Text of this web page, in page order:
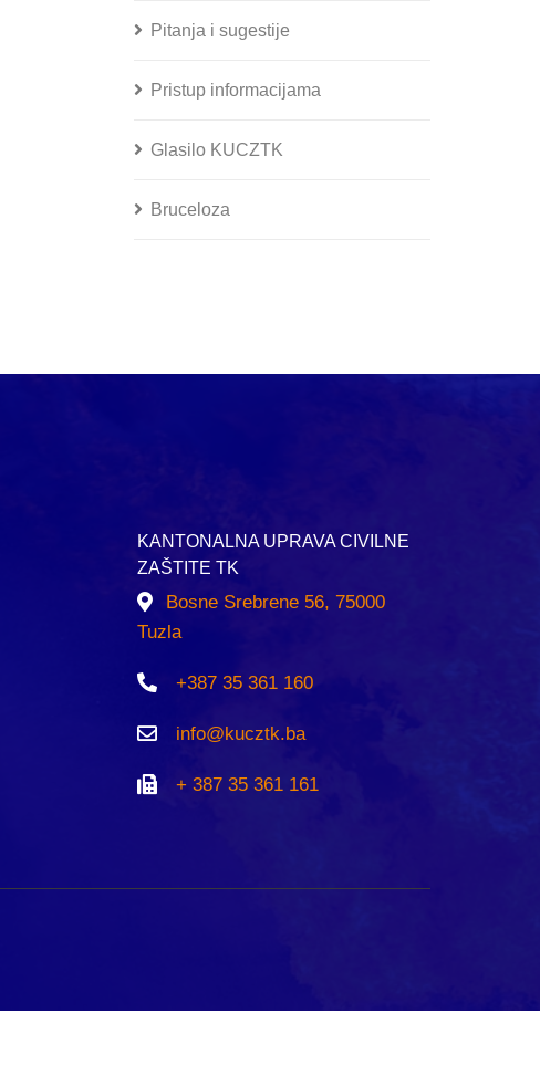
Pitanja i sugestije
Pristup informacijama
Glasilo KUCZTK
Bruceloza
KANTONALNA UPRAVA CIVILNE
ZAŠTITE TK
Bosne Srebrene 56, 75000
Tuzla
+387 35 361 160
info@kucztk.ba
+ 387 35 361 161